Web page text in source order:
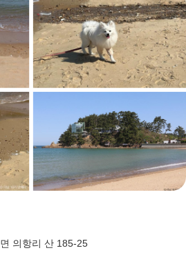
의항리 산 185-25